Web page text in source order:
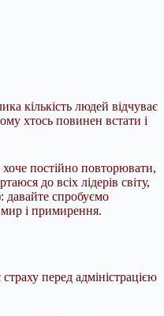
кількість людей відчуває
хтось повинен встати і
постійно повторювати,
до всіх лідерів світу,
давайте спробуємо
і примирення.
перед адміністрацією